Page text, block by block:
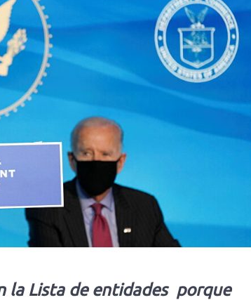
la Lista de entidades porque